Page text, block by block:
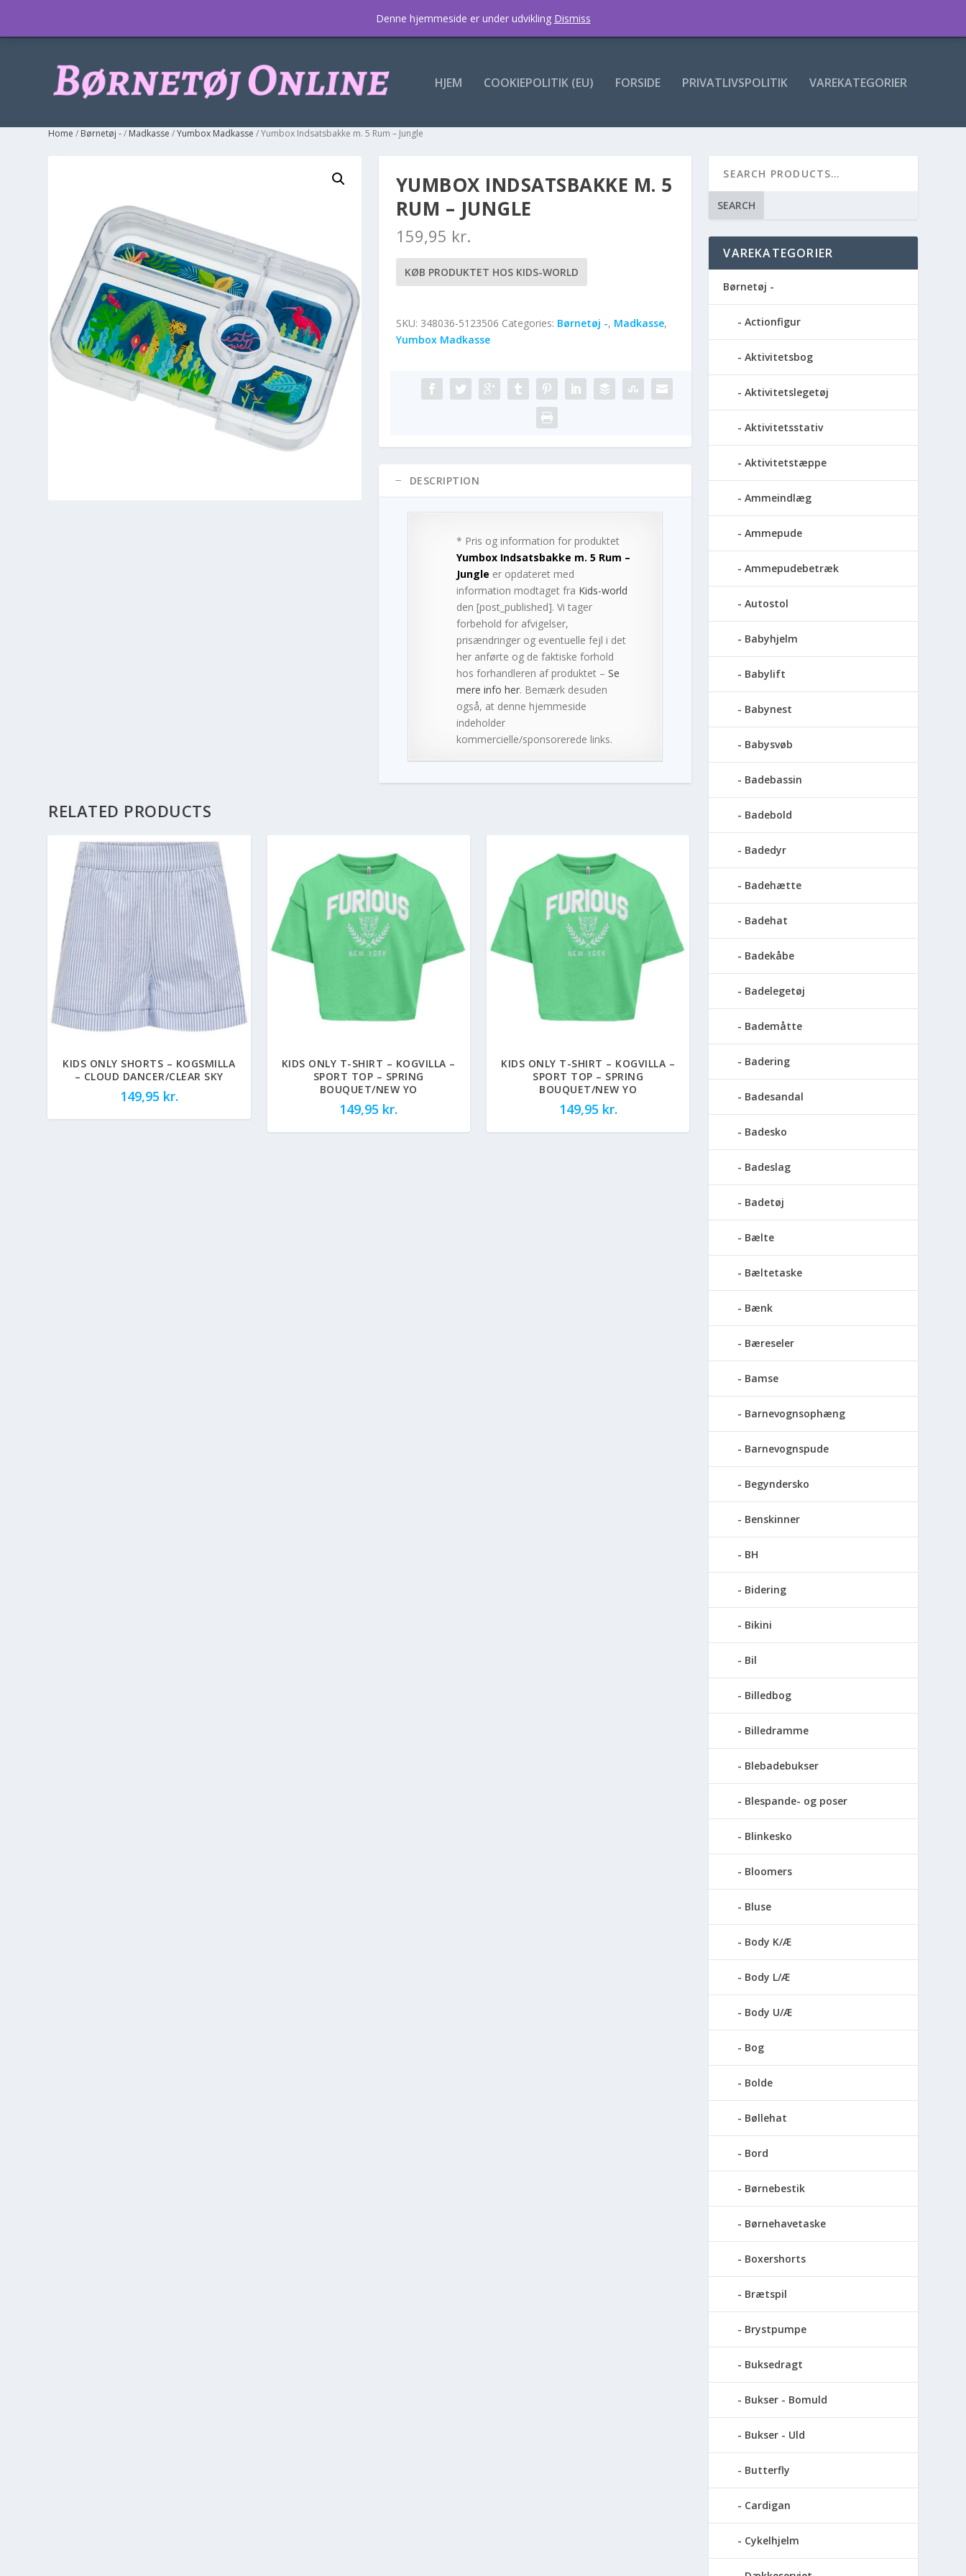
HJEM COOKIEPOLITIK (EU) FORSIDE PRIVATLIVSPOLITIK VAREKATEGORIER
Home / Børnetøj -/ Madkasse /Yumbox Madkasse / Yumbox Indsatsbakke m. 5 Rum – Jungle
YUMBOX INDSATSBAKKE M. 5
RUM – JUNGLE
159,95 kr.
KØB PRODUKTET HOS KIDS-WORLD
SKU: 348036-5123506 Categories: Børnetøj -, Madkasse,
Yumbox Madkasse
DESCRIPTION
* Pris og information for produktet
Yumbox Indsatsbakke m. 5 Rum –
Jungle er opdateret med
information modtaget fra Kids-world
den [post_published]. Vi tager
forbehold for afvigelser,
prisændringer og eventuelle fejl i det
her anførte og de faktiske forhold
hos forhandleren af produktet – Se
mere info her. Bemærk desuden
også, at denne hjemmeside
indeholder
kommercielle/sponsorerede links.
RELATED PRODUCTS
KIDS ONLY SHORTS – KOGSMILLA
– CLOUD DANCER/CLEAR SKY
149,95 kr.
KIDS ONLY T-SHIRT – KOGVILLA –
SPORT TOP – SPRING
BOUQUET/NEW YO
149,95 kr.
KIDS ONLY T-SHIRT – KOGVILLA –
SPORT TOP – SPRING
BOUQUET/NEW YO
149,95 kr.
SEARCH
VAREKATEGORIER
Børnetøj -
Actionfigur
Aktivitetsbog
Aktivitetslegetøj
Aktivitetsstativ
Aktivitetstæppe
Ammeindlæg
Ammepude
Ammepudebetræk
Autostol
Babyhjelm
Babylift
Babynest
Babysvøb
Badebassin
Badebold
Badedyr
Badehætte
Badehat
Badekåbe
Badelegetøj
Bademåtte
Badering
Badesandal
Badesko
Badeslag
Badetøj
Bælte
Bæltetaske
Bænk
Bæreseler
Bamse
Barnevognsophæng
Barnevognspude
Begyndersko
Benskinner
BH
Bidering
Bikini
Bil
Billedbog
Billedramme
Blebadebukser
Blespande- og poser
Blinkesko
Bloomers
Bluse
Body K/Æ
Body L/Æ
Body U/Æ
Bog
Bolde
Bøllehat
Bord
Børnebestik
Børnehavetaske
Boxershorts
Brætspil
Brystpumpe
Buksedragt
Bukser - Bomuld
Bukser - Uld
Butterfly
Cardigan
Cykelhjelm
Denne hjemmeside er under udvikling Dismiss